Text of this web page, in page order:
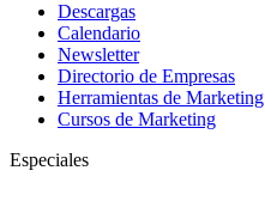
Descargas
Calendario
Newsletter
Directorio de Empresas
Herramientas de Marketing
Cursos de Marketing
Especiales